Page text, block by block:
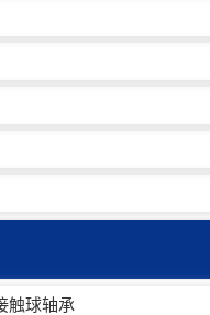
触球轴承